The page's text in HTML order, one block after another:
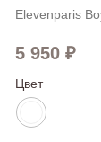
Elevenparis
5 950 ₽
Цвет